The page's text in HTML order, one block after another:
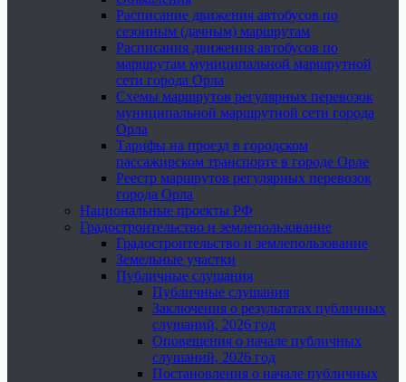
Расписание движения автобусов по
сезонным (дачным) маршрутам
Расписания движения автобусов по
маршрутам муниципальной маршрутной
сети города Орла
Схемы маршрутов регулярных перевозок
муниципальной маршрутной сети города
Орла
Тарифы на проезд в городском
пассажирском транспорте в городе Орле
Реестр маршрутов регулярных перевозок
города Орла
Национальные проекты РФ
Градостроительство и землепользование
Градостроительство и землепользование
Земельные участки
Публичные слушания
Публичные слушания
Заключения о результатах публичных
слушаний, 2026 год
Оповещения о начале публичных
слушаний, 2026 год
Постановления о начале публичных